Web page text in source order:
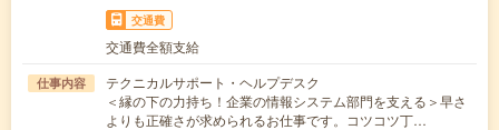
交通費
交通費全額支給
仕事内容
テクニカルサポート・ヘルプデスク
＜縁の下の力持ち！企業の情報システム部門を支える＞早さ
よりも正確さが求められるお仕事です。コツコツ丁…